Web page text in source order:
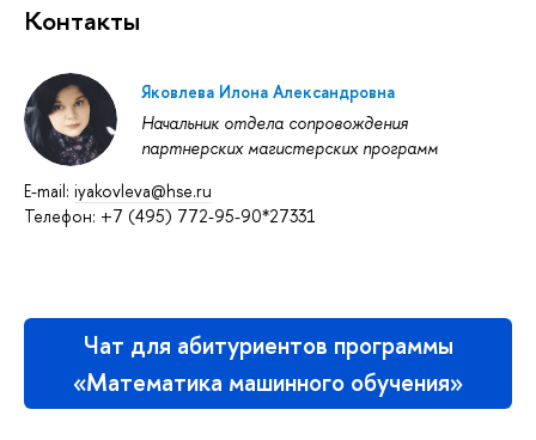
Контакты
Яковлева Илона Александровна
Начальник отдела сопровождения
партнерских магистерских программ
E-mail: iyakovleva@hse.ru
Телефон: +7 (495) 772-95-90*27331
Чат для абитуриентов программы
«Математика машинного обучения»